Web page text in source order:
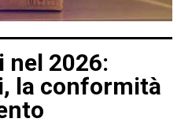
nel 2026:
la conformità